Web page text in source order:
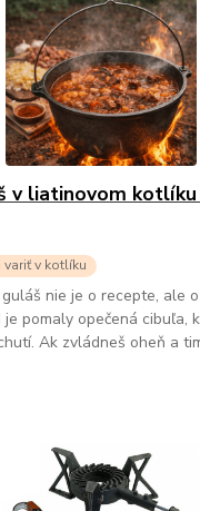
v liatinovom
variť v kotlíku
nie je o recepte, ale
pomaly opečená cibuľa,
Ak zvládneš oheň a